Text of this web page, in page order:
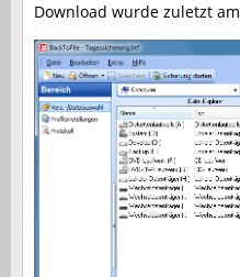
Download wurde zuletzt am